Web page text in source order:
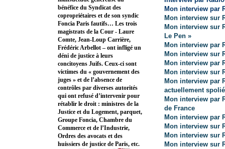
Mon interview par
Mon interview sur
Mon interview sur
Le Pen »
Mon interview par
Mon interview sur
Mon interview par
Mon interview sur
Mon interview par
actuellement
Mon interview par
de France
Mon interview par
Mon interview sur
Mon interview sur
Mon interview sur
bénéfice du Syndicat des
copropriétaires et de son syndic
Foncia Paris fautifs… Les trois
magistrats de la Cour - Laure
Comte, Jean-Loup Carrière,
Frédéric Arbellot – ont infligé un
déni de justice à leurs
concitoyens Juifs. Ceux-ci sont
victimes du « gouvernement des
juges » et de l’absence de
contrôles par diverses autorités
qui ont refusé d’intervenir pour
rétablir le droit : ministres de la
Justice et du Logement, parquet,
Groupe Foncia, Chambre du
Commerce et de l’Industrie,
Ordres des avocats et des
huissiers de justice de Paris, etc.